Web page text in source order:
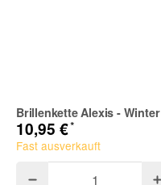
Brillenkette Alexis - Winter
10,95 €*
Fast ausverkauft